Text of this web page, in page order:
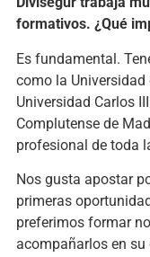
formativos. ¿Qué
Es fundamental.
como la
Universidad Carlos
Complutense de
profesional de toda
Nos gusta apostar
primeras
preferimos formar
acompañarlos en